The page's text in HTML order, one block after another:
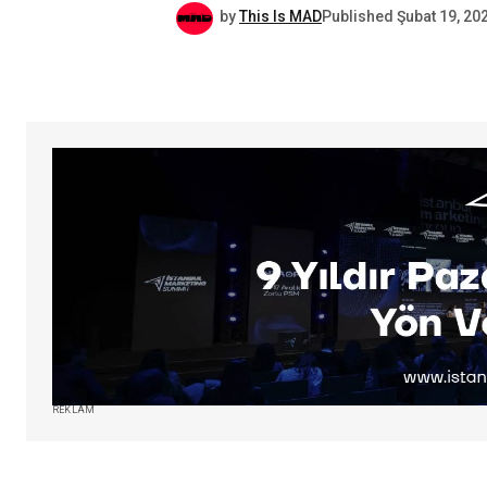
byThis Is MADPublished Şubat 19,
REKLAM